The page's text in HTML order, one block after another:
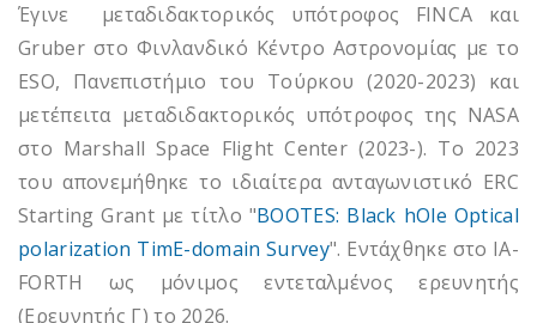
Έγινε μεταδιδακτορικός υπότροφος FINCA και
Gruber στο Φινλανδικό Κέντρο Αστρονομίας με το
ESO, Πανεπιστήμιο του Τούρκου (2020-2023) και
μετέπειτα μεταδιδακτορικός υπότροφος της NASA
στο Marshall Space Flight Center (2023-). Το 2023
του απονεμήθηκε το ιδιαίτερα ανταγωνιστικό ERC
Starting Grant με τίτλο "BOOTES: Black hOle Optical
polarization TimE-domain Survey". Εντάχθηκε στο IA-
FORTH ως μόνιμος εντεταλμένος ερευνητής
(Ερευνητής Γ) το 2026.